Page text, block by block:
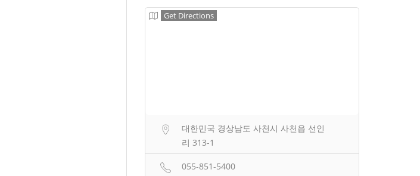
Get Directions
대한민국 경상남도 사천시 사천읍 선인
리 313-1
055-851-5400